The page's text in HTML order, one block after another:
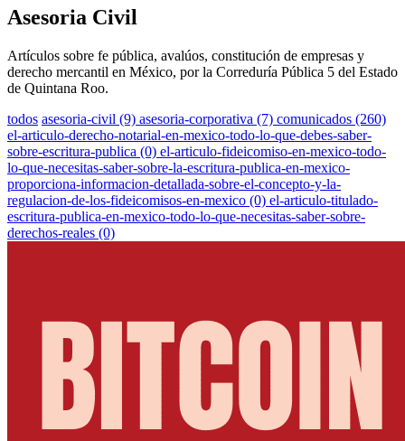
Asesoria Civil
Artículos sobre fe pública, avalúos, constitución de empresas y
derecho mercantil en México, por la Correduría Pública 5 del Estado
de Quintana Roo.
todos asesoria-civil (9) asesoria-corporativa (7) comunicados (260)
el-articulo-derecho-notarial-en-mexico-todo-lo-que-debes-saber-
sobre-escritura-publica (0) el-articulo-fideicomiso-en-mexico-todo-
lo-que-necesitas-saber-sobre-la-escritura-publica-en-mexico-
proporciona-informacion-detallada-sobre-el-concepto-y-la-
regulacion-de-los-fideicomisos-en-mexico (0) el-articulo-titulado-
escritura-publica-en-mexico-todo-lo-que-necesitas-saber-sobre-
derechos-reales (0)